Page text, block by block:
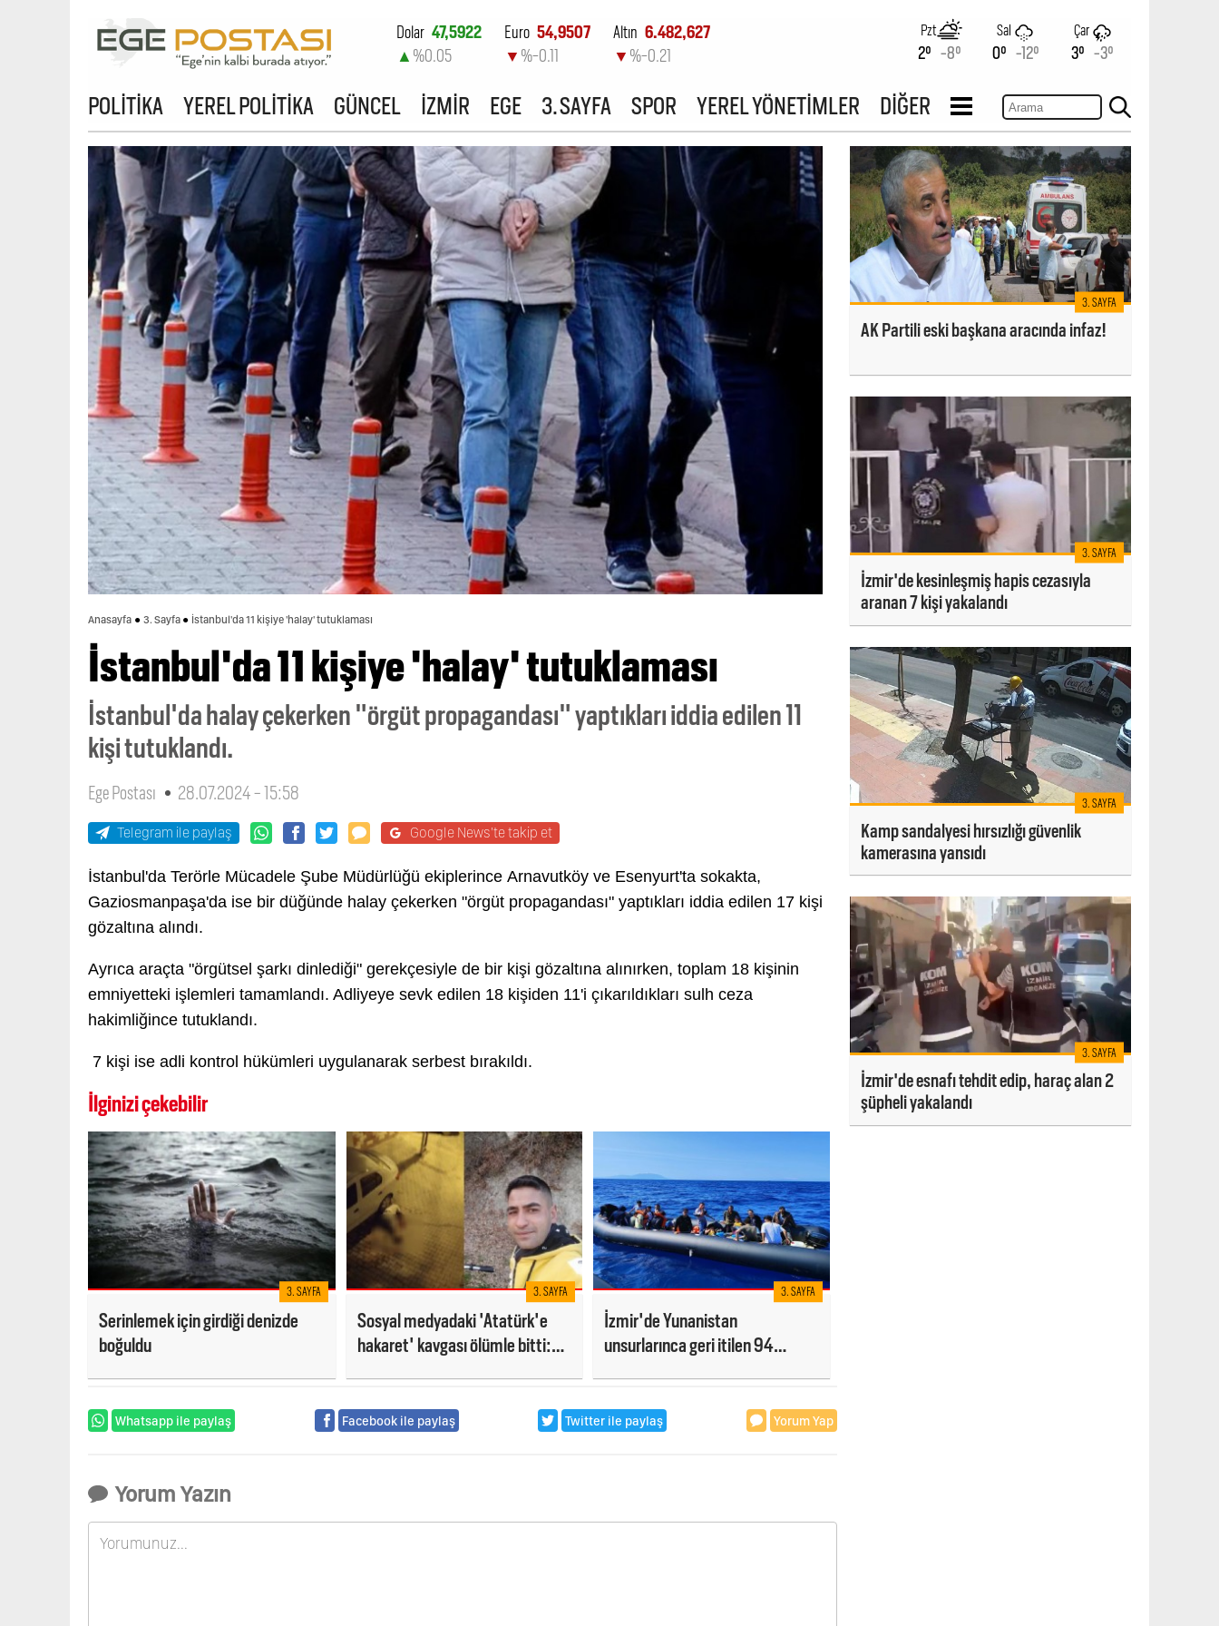
Dolar 47,5922
▲ %0.05
Euro 54,9507
▼ %-0.11
Altın 6.482,627
▼ %-0.21
%0.7
Pzt
2° -8°
Sal
0° -12°
Çar
3° -3°
POLİTİKA YEREL POLİTİKA GÜNCEL İZMİR EGE 3. SAYFA SPOR YEREL YÖNETİMLER DİĞER
Anasayfa 3. Sayfa İstanbul'da 11 kişiye 'halay' tutuklaması
İstanbul'da 11 kişiye 'halay' tutuklaması
İstanbul'da halay çekerken "örgüt propagandası" yaptıkları iddia edilen 11
kişi tutuklandı.
Ege Postası 28.07.2024 - 15:58
Telegram ile paylaş Google News'te takip et
İstanbul'da Terörle Mücadele Şube Müdürlüğü ekiplerince Arnavutköy ve Esenyurt'ta sokakta,
Gaziosmanpaşa'da ise bir düğünde halay çekerken "örgüt propagandası" yaptıkları iddia edilen 17 kişi
gözaltına alındı.
Ayrıca araçta "örgütsel şarkı dinlediği" gerekçesiyle de bir kişi gözaltına alınırken, toplam 18 kişinin
emniyetteki işlemleri tamamlandı. Adliyeye sevk edilen 18 kişiden 11'i çıkarıldıkları sulh ceza
hakimliğince tutuklandı.
7 kişi ise adli kontrol hükümleri uygulanarak serbest bırakıldı.
İlginizi çekebilir
3. SAYFA
Serinlemek için girdiği denizde
boğuldu
3. SAYFA
Sosyal medyadaki 'Atatürk'e
hakaret' kavgası ölümle bitti:
3. SAYFA
İzmir'de Yunanistan
unsurlarınca geri itilen 94
Whatsapp ile paylaş Facebook ile paylaş Twitter ile paylaş Yorum Yap
Yorum Yazın
3. SAYFA
AK Partili eski başkana aracında infaz!
3. SAYFA
İzmir'de kesinleşmiş hapis cezasıyla
aranan 7 kişi yakalandı
3. SAYFA
Kamp sandalyesi hırsızlığı güvenlik
kamerasına yansıdı
3. SAYFA
İzmir'de esnafı tehdit edip, haraç alan 2
şüpheli yakalandı